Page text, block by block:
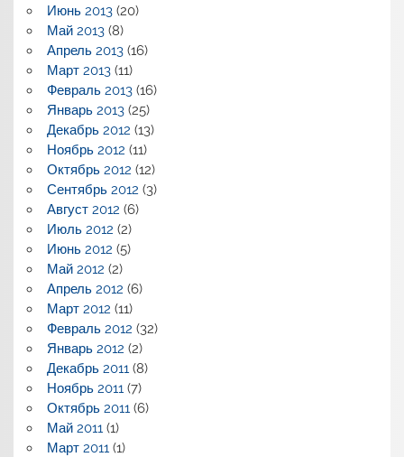
Июнь 2013(20)
Май 2013(8)
Апрель 2013(16)
Март 2013(11)
Февраль 2013(16)
Январь 2013(25)
Декабрь 2012 (13)
Ноябрь 2012 (11)
Октябрь 2012 (12)
Сентябрь 2012 (3)
Август 2012 (6)
Июль 2012 (2)
Июнь 2012 (5)
Май 2012 (2)
Апрель 2012 (6)
Март 2012 (11)
Февраль 2012 (32)
Январь 2012 (2)
Декабрь 2011(8)
Ноябрь 2011(7)
Октябрь 2011(6)
Май 2011(1)
Март 2011(1)